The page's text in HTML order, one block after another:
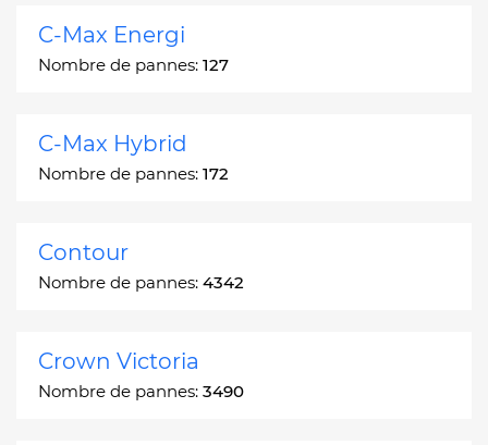
C-Max Energi
Nombre de pannes: 127
C-Max Hybrid
Nombre de pannes: 172
Contour
Nombre de pannes: 4342
Crown Victoria
Nombre de pannes: 3490